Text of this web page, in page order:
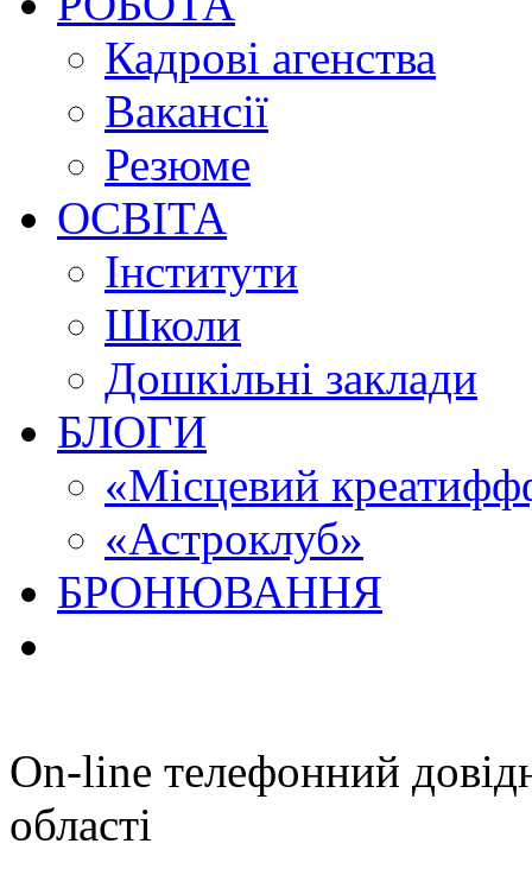
Кадрові агенства
Вакансії
Резюме
ОСВІТА
Інститути
Школи
Дошкільні заклади
БЛОГИ
«Місцевий
«Астроклуб»
БРОНЮВАННЯ
On-line телефонний
області